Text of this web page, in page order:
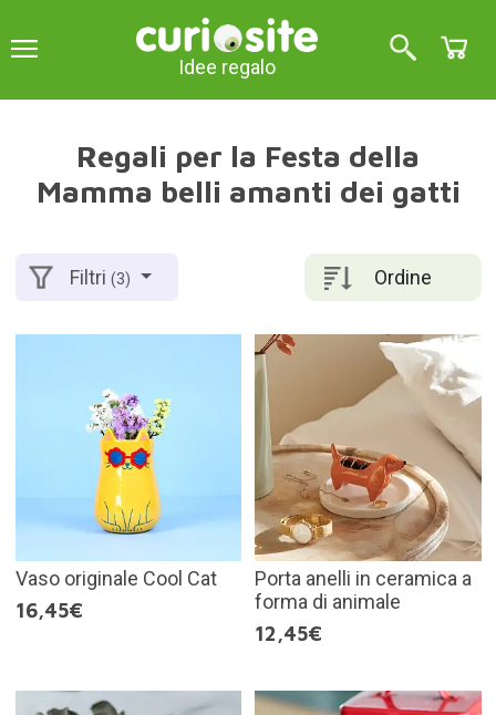
Idee regalo
Regali per la Festa della
Mamma belli amanti dei gatti
Ordine
Filtri(3)
Vaso originale Cool Cat
16,45€
Porta anelli in ceramica a
forma di animale
12,45€